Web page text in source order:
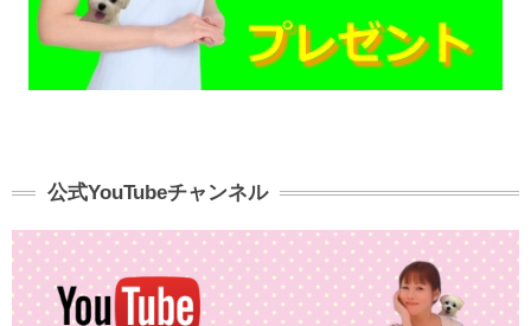
公式YouTubeチャンネル